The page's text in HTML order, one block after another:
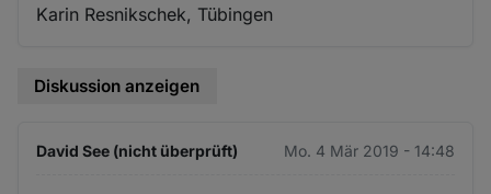
Karin Resnikschek, Tübingen
Diskussion anzeigen
David See (nicht überprüft) Mo. 4 Mär 2019 - 14:48